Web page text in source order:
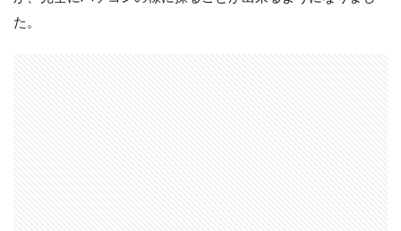
た。